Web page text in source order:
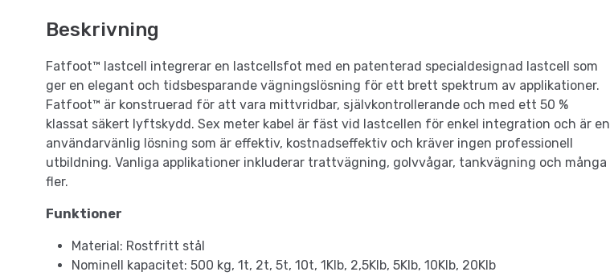
Beskrivning
Fatfoot™ lastcell integrerar en lastcellsfot med en patenterad specialdesignad lastcell som
ger en elegant och tidsbesparande vägningslösning för ett brett spektrum av applikationer.
Fatfoot™ är konstruerad för att vara mittvridbar, självkontrollerande och med ett 50 %
klassat säkert lyftskydd. Sex meter kabel är fäst vid lastcellen för enkel integration och är en
användarvänlig lösning som är effektiv, kostnadseffektiv och kräver ingen professionell
utbildning. Vanliga applikationer inkluderar trattvägning, golvvågar, tankvägning och många
fler.
Funktioner
Material: Rostfritt stål
Nominell kapacitet: 500 kg, 1t, 2t, 5t, 10t, 1Klb, 2,5Klb, 5Klb, 10Klb, 20Klb